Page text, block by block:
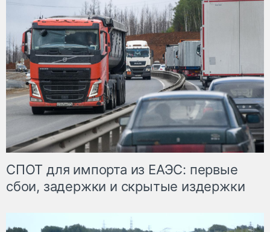
СПОТ для импорта из ЕАЭС: первые
сбои, задержки и скрытые издержки